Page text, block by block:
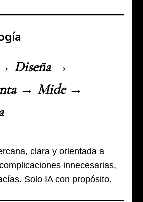
Diseña →
→ Mide →
clara y orientada a
innecesarias,
Solo IA con propósito.